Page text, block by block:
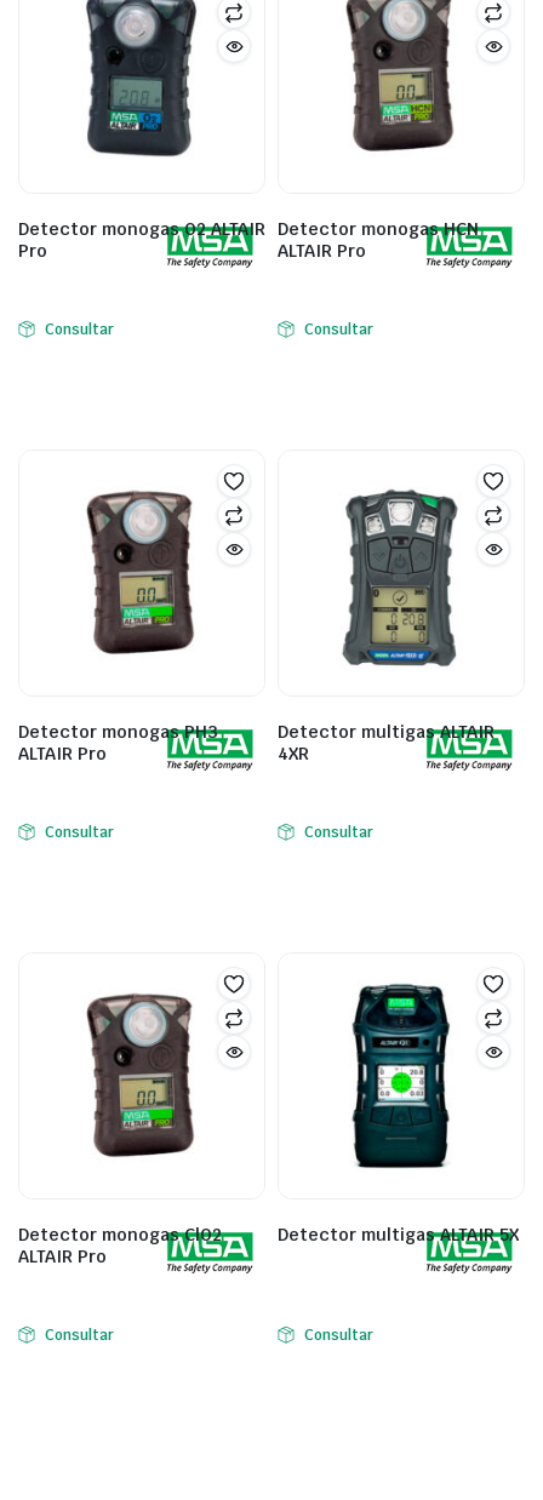
Detector monogas O2 ALTAIR
Pro
Consultar
Detector monogas HCN
ALTAIR Pro
Consultar
Detector monogas PH3
ALTAIR Pro
Consultar
Detector multigas ALTAIR
4XR
Consultar
Detector monogas ClO2
ALTAIR Pro
Consultar
Detector multigas ALTAIR 5X
Consultar